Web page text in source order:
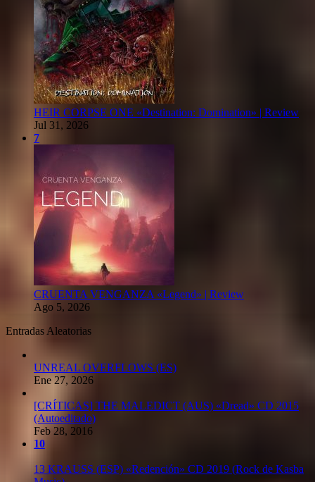
HEIR CORPSE ONE «Destination: Domination» | Review
Jul 31, 2026
7
CRUENTA VENGANZA «Legend» | Review
Ago 5, 2026
Entradas Aleatorias
UNREAL OVERFLOWS (ES)
Ene 27, 2026
[CRÍTICAS] THE MALEDICT (AUS) «Dread» CD 2015
(Autoeditado)
Feb 28, 2016
10
13 KRAUSS (ESP) «Redención» CD 2019 (Rock de Kasba